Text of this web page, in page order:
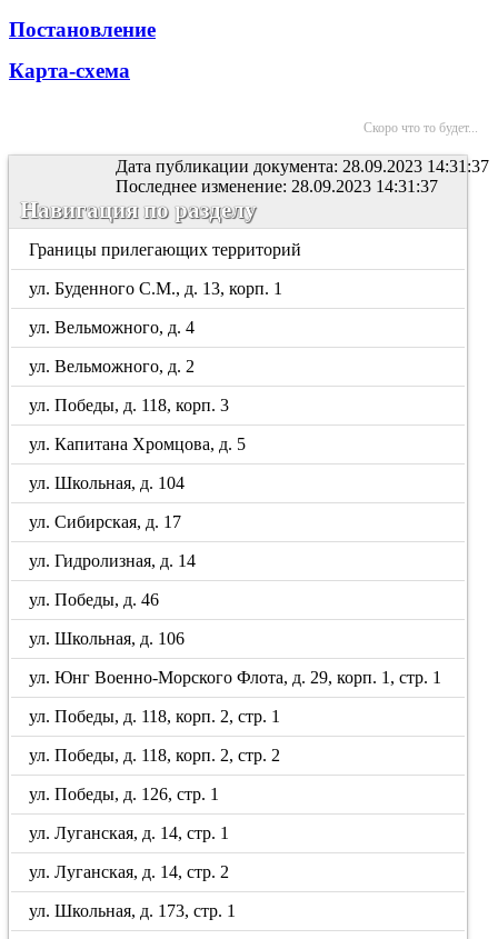
Постановление
Карта-схема
Скоро что то будет...
Дата публикации документа: 28.09.2023 14:31:37
Последнее изменение: 28.09.2023 14:31:37
Навигация по разделу
Границы прилегающих территорий
ул. Буденного С.М., д. 13, корп. 1
ул. Вельможного, д. 4
ул. Вельможного, д. 2
ул. Победы, д. 118, корп. 3
ул. Капитана Хромцова, д. 5
ул. Школьная, д. 104
ул. Сибирская, д. 17
ул. Гидролизная, д. 14
ул. Победы, д. 46
ул. Школьная, д. 106
ул. Юнг Военно-Морского Флота, д. 29, корп. 1, стр. 1
ул. Победы, д. 118, корп. 2, стр. 1
ул. Победы, д. 118, корп. 2, стр. 2
ул. Победы, д. 126, стр. 1
ул. Луганская, д. 14, стр. 1
ул. Луганская, д. 14, стр. 2
ул. Школьная, д. 173, стр. 1